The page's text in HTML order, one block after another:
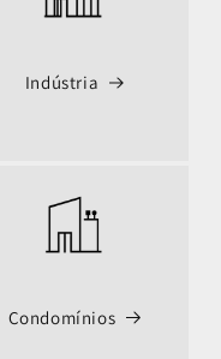
Indústria
Condomínios